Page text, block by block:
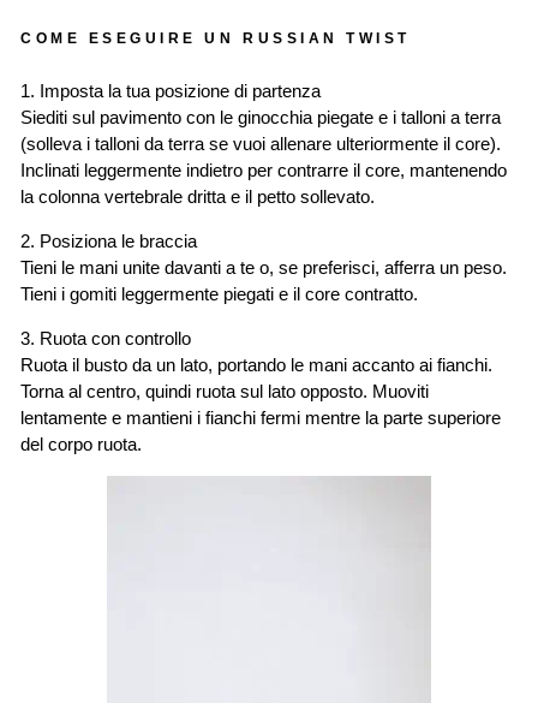
COME ESEGUIRE UN RUSSIAN TWIST
1. Imposta la tua posizione di partenza
Siediti sul pavimento con le ginocchia piegate e i talloni a terra
(solleva i talloni da terra se vuoi allenare ulteriormente il core).
Inclinati leggermente indietro per contrarre il core, mantenendo
la colonna vertebrale dritta e il petto sollevato.
2. Posiziona le braccia
Tieni le mani unite davanti a te o, se preferisci, afferra un peso.
Tieni i gomiti leggermente piegati e il core contratto.
3. Ruota con controllo
Ruota il busto da un lato, portando le mani accanto ai fianchi.
Torna al centro, quindi ruota sul lato opposto. Muoviti
lentamente e mantieni i fianchi fermi mentre la parte superiore
del corpo ruota.